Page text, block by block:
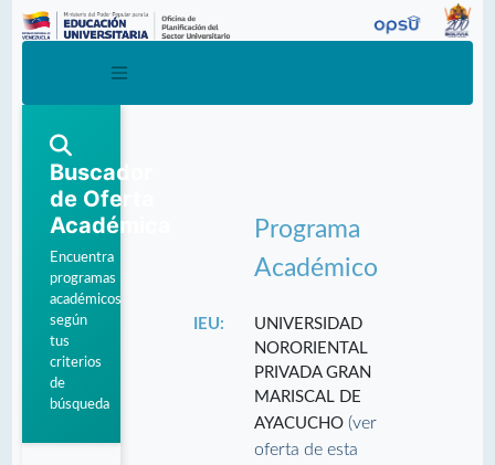
Buscador
de Oferta
Académica
Encuentra
programas
académicos
según
tus
criterios
de
búsqueda
Programa
Académico
IEU:
UNIVERSIDAD
NORORIENTAL
PRIVADA GRAN
MARISCAL DE
AYACUCHO(ver
oferta de esta